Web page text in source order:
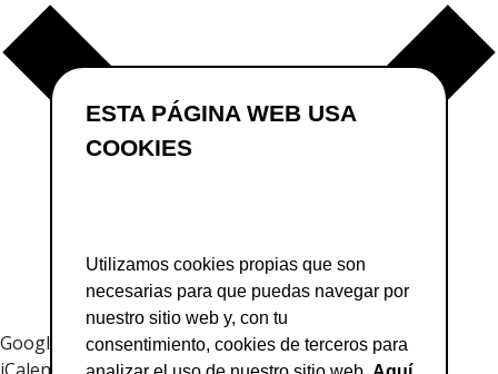
ESTA PÁGINA WEB USA
COOKIES
Utilizamos cookies propias que son
necesarias para que puedas navegar por
nuestro sitio web y, con tu
consentimiento, cookies de terceros para
Google Calendar